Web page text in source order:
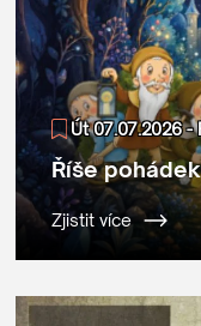
Út 07.07.2026 -
Říše
Zjistit více